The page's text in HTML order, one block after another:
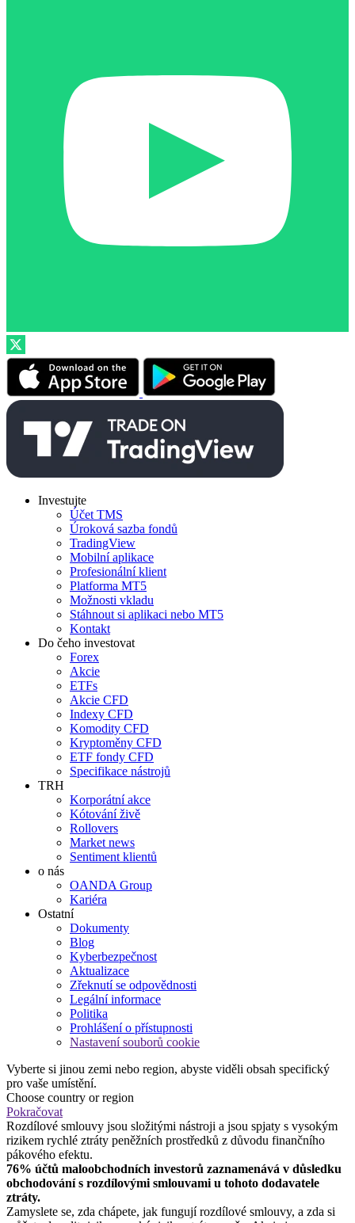
Investujte
Účet TMS
Úroková sazba fondů
TradingView
Mobilní aplikace
Profesionální klient
Platforma MT5
Možnosti vkladu
Stáhnout si aplikaci nebo MT5
Kontakt
Do čeho investovat
Forex
Akcie
ETFs
Akcie CFD
Indexy CFD
Komodity CFD
Kryptoměny CFD
ETF fondy CFD
Specifikace nástrojů
TRH
Korporátní akce
Kótování živě
Rollovers
Market news
Sentiment klientů
o nás
OANDA Group
Kariéra
Ostatní
Dokumenty
Blog
Kyberbezpečnost
Aktualizace
Zřeknutí se odpovědnosti
Legální informace
Politika
Prohlášení o přístupnosti
Nastavení souborů cookie
Vyberte si jinou zemi nebo region, abyste viděli obsah specifický
pro vaše umístění.
Choose country or region
Pokračovat
Rozdílové smlouvy jsou složitými nástroji a jsou spjaty s vysokým
rizikem rychlé ztráty peněžních prostředků z důvodu finančního
pákového efektu.
76% účtů maloobchodních investorů zaznamenává v důsledku
obchodování s rozdílovými smlouvami u tohoto dodavatele
ztráty.
Zamyslete se, zda chápete, jak fungují rozdílové smlouvy, a zda si